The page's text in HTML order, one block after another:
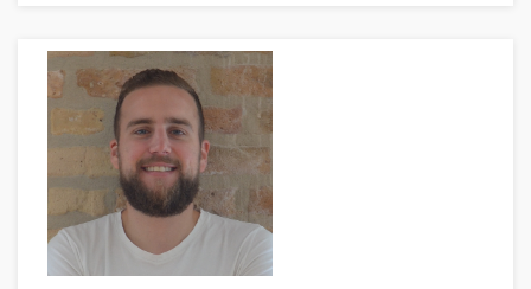
Training
Web-Entwicklung
Wirtschaftsinformatik
Biologie
Biotechnologie
Chemie
Geowissenschaften
Labor, Forschung